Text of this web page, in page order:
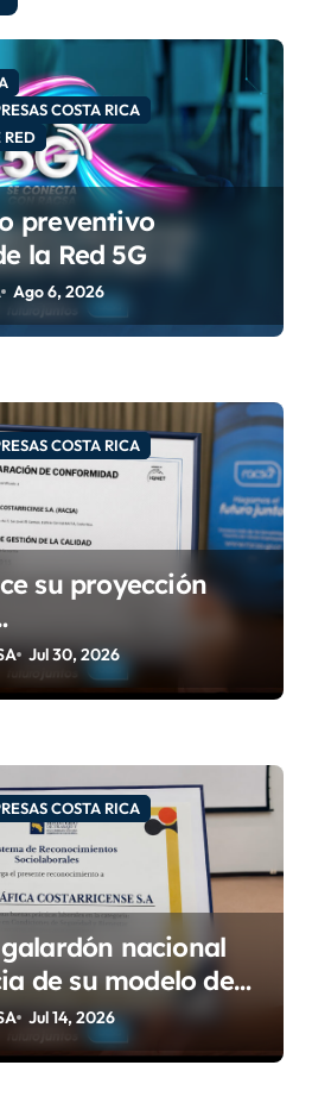
COSTA RICA
RED
preventivo
la Red 5G
Ago 6, 2026
COSTA RICA
su proyección
ISO
Jul 30, 2026
COSTA RICA
galardón nacional
de su modelo de
Jul 14, 2026